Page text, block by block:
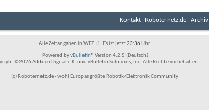
Kontakt Roboternetz.de Archiv
Alle Zeitangaben in WEZ +1. Es ist jetzt23:36Uhr.
Powered byvBulletin® Version 4.2.5 (Deutsch)
©2026 Adduco Digital e.K. und vBulletin Solutions, Inc. Alle Rechte vorbehalten.
(c) Roboternetz.de - wohl Europas größte Robotik/Elektronik Community